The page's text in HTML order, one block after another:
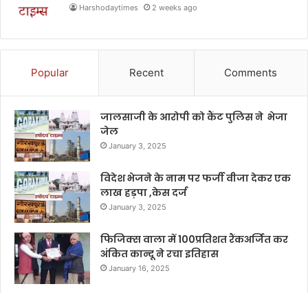
Harshodaytimes 2 weeks ago
Popular Recent Comments
जालसाजी के आरोपी को कैंट पुलिस ने भेजा
जेल
January 3, 2025
विदेश भेजने के नाम पर फर्जी वीजा देकर एक
लाख हड़पा ,केस दर्ज
January 3, 2025
फिजिक्स वाला में 100प्रतिशत रैंकअर्जित कर
अंकित कान्दू ने रचा इतिहास
January 16, 2025